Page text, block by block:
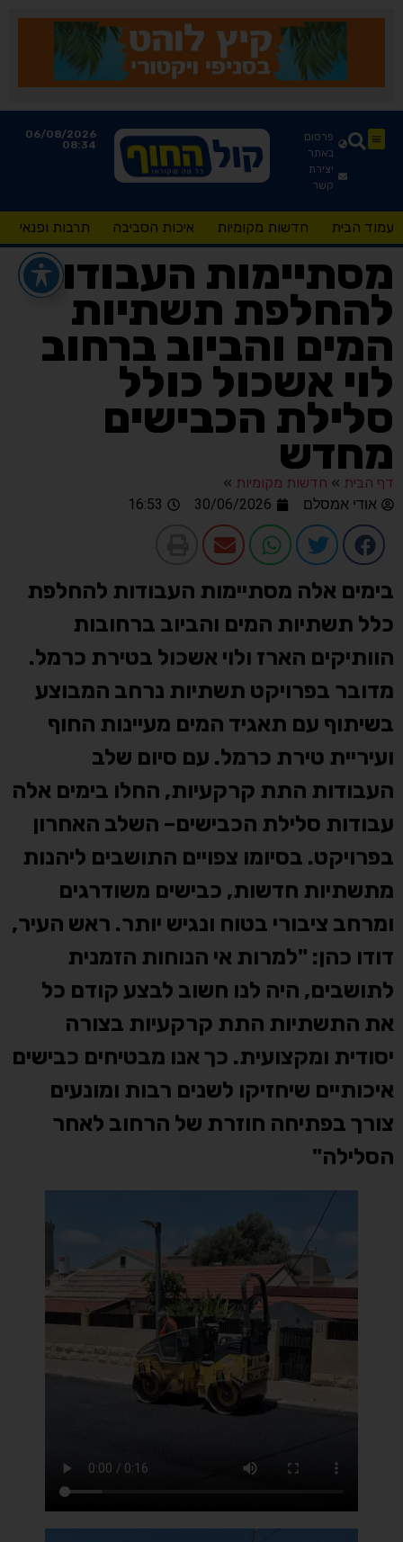
פרסום
באתר
יצירת
קשר
06/08/2026
08:34
עמוד הבית חדשות מקומיות איכות הסביבה תרבות ופנאי
מסתיימות העבודות
להחלפת תשתיות
המים והביוב ברחוב
לוי אשכול כולל
סלילת הכבישים
מחדש
דף הבית » חדשות מקומיות »
אודי אמסלם
30/06/2026
16:53
בימים אלה מסתיימות העבודות להחלפת
כלל תשתיות המים והביוב ברחובות
הוותיקים הארז ולוי אשכול בטירת כרמל.
מדובר בפרויקט תשתיות נרחב המבוצע
בשיתוף עם תאגיד המים מעיינות החוף
ועיריית טירת כרמל. עם סיום שלב
העבודות התת קרקעיות, החלו בימים אלה
עבודות סלילת הכבישים– השלב האחרון
בפרויקט. בסיומו צפויים התושבים ליהנות
מתשתיות חדשות, כבישים משודרגים
ומרחב ציבורי בטוח ונגיש יותר. ראש העיר,
דודו כהן: "למרות אי הנוחות הזמנית
לתושבים, היה לנו חשוב לבצע קודם כל
את התשתיות התת קרקעיות בצורה
יסודית ומקצועית. כך אנו מבטיחים כבישים
איכותיים שיחזיקו לשנים רבות ומונעים
צורך בפתיחה חוזרת של הרחוב לאחר
הסלילה"